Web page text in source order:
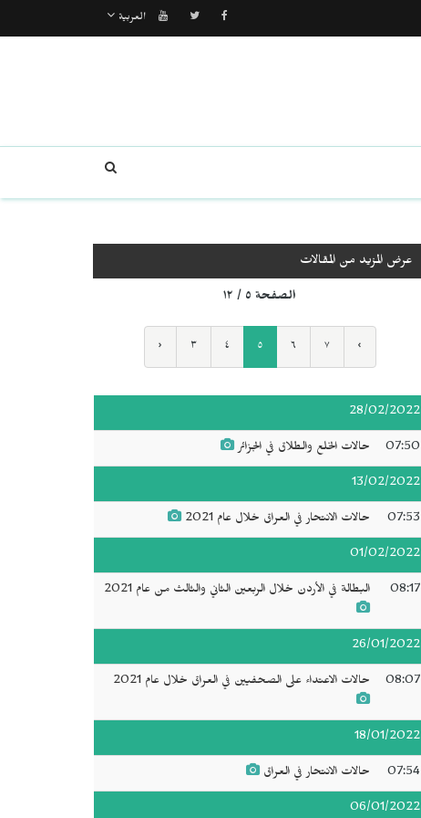
العربية
عرض المزيد من المقالات
الصفحة ٥ / ١٢
‹ ٣ ٤ ٥ ٦ ٧ ›
28/02/2022
07:50 حالات الخلع والطلاق في الجزائر
13/02/2022
07:53 حالات الانتحار في العراق خلال عام 2021
01/02/2022
08:17 البطالة في الأردن خلال الربعين الثاني والثالث من عام 2021
26/01/2022
08:07 حالات الاعتداء على الصحفيين في العراق خلال عام 2021
18/01/2022
07:54 حالات الانتحار في العراق
06/01/2022